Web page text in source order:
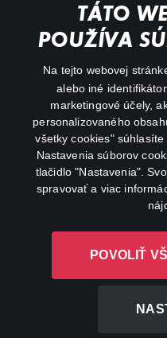
TÁTO
POUŽÍVA
Na tejto webovej
alebo iné
marketingové účely,
personalizovaného
všetky cookies"
Nastavenia súborov
tlačidlo "Nastavenia".
spravovať a viac
POVOLIŤ
My profile
Important links
Canal+ Luxembourg S. à r.l.